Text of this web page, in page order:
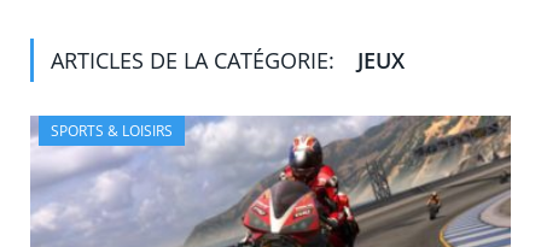
ARTICLES DE LA CATÉGORIE: JEUX
SPORTS & LOISIRS